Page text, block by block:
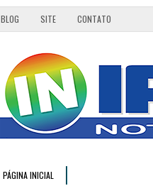
BLOG SITE CONTATO
PÁGINA INICIAL